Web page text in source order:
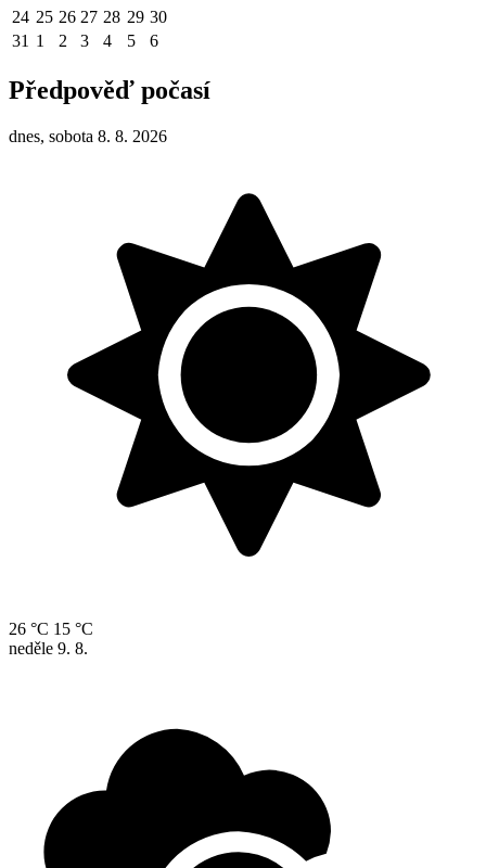
24 25 26 27 28 29 30
31 1 2 3 4 5 6
Předpověď počasí
dnes, sobota 8. 8. 2026
26 °C 15 °C
neděle 9. 8.